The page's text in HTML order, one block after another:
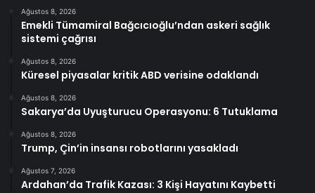
Ağustos 8, 2026
Emekli Tümamiral Bağcıcıoğlu’ndan askeri sağlık
sistemi çağrısı
Ağustos 8, 2026
Küresel piyasalar kritik ABD verisine odaklandı
Ağustos 8, 2026
Sakarya’da Uyuşturucu Operasyonu: 6 Tutuklama
Ağustos 8, 2026
Trump, Çin’in insansı robotlarını yasakladı
Ağustos 7, 2026
Ardahan’da Trafik Kazası: 3 Kişi Hayatını Kaybetti